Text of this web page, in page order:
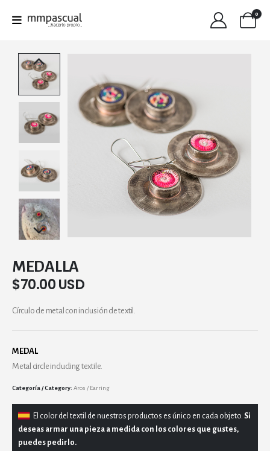
0
MEDALLA
$70.00 USD
Círculo de metal con inclusión de textil.
MEDAL
Metal circle including textile.
Category: Aros / Earring
El color del textil de nuestros productos es único en cada objeto. Si
deseas armar una pieza a medida con los colores que gustes,
puedes pedirlo.